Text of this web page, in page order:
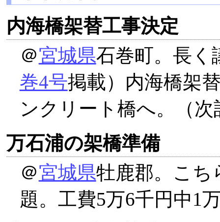
内海橋架替工事決定
＠宮城県石巻町。長く
巻4号掲載）内海橋架
ンクリート橋へ。（
万石浦の架橋準備
＠宮城県牡鹿郡。こち
題。工費5万6千円中1